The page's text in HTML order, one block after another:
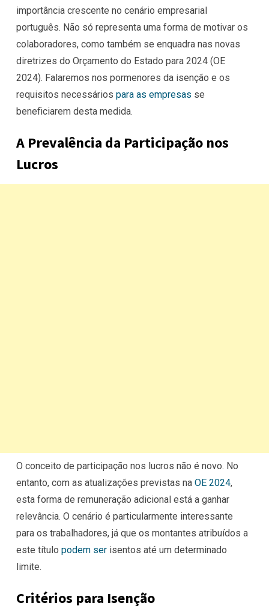
importância crescente no cenário empresarial
português. Não só representa uma forma de motivar os
colaboradores, como também se enquadra nas novas
diretrizes do Orçamento do Estado para 2024 (OE
2024). Falaremos nos pormenores da isenção e os
requisitos necessários para as empresas se
beneficiarem desta medida.
A Prevalência da Participação nos
Lucros
O conceito de participação nos lucros não é novo. No
entanto, com as atualizações previstas na OE 2024,
esta forma de remuneração adicional está a ganhar
relevância. O cenário é particularmente interessante
para os trabalhadores, já que os montantes atribuídos a
este título podem ser isentos até um determinado
limite.
Critérios para Isenção